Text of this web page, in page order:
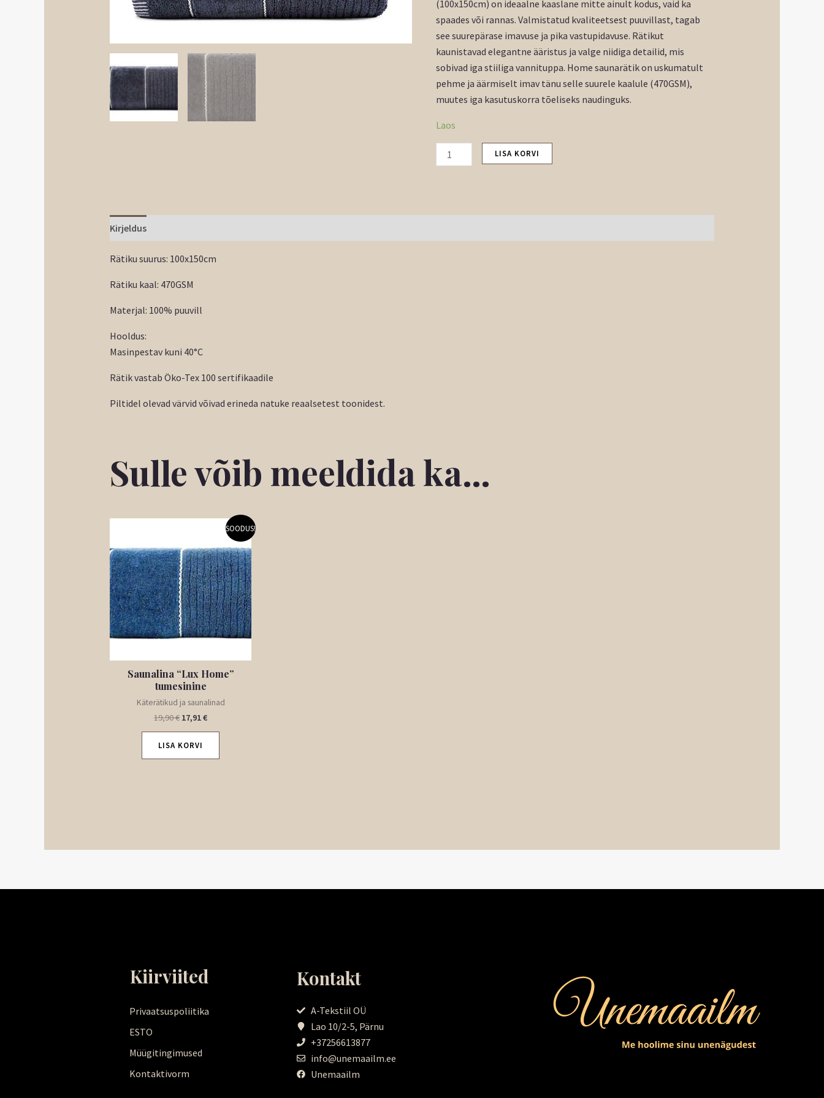
(100x150cm) on ideaalne kaaslane mitte ainult kodus, vaid ka
spaades või rannas. Valmistatud kvaliteetsest puuvillast, tagab
see suurepärase imavuse ja pika vastupidavuse. Rätikut
kaunistavad elegantne ääristus ja valge niidiga detailid, mis
sobivad iga stiiliga vannituppa. Home saunarätik on uskumatult
pehme ja äärmiselt imav tänu selle suurele kaalule (470GSM),
muutes iga kasutuskorra tõeliseks naudinguks.
Laos
LISA KORVI
Kirjeldus
Rätiku suurus: 100x150cm
Rätiku kaal: 470GSM
Materjal: 100% puuvill
Hooldus:
Masinpestav kuni 40°C
Rätik vastab Öko-Tex 100 sertifikaadile
Piltidel olevad värvid võivad erineda natuke reaalsetest toonidest.
Sulle võib meeldida ka…
SOODUS!
Saunalina “Lux Home”
tumesinine
Käterätikud ja saunalinad
19,90€
oli:
19,90 €.
17,91€
Praegune
on:
17,91 €.
LISA KORVI
Kiirviited
Privaatsuspoliitika
ESTO
Müügitingimused
Kontaktivorm
Kontakt
A-Tekstiil OÜ
Lao 10/2-5, Pärnu
+37256613877
info@unemaailm.ee
Unemaailm